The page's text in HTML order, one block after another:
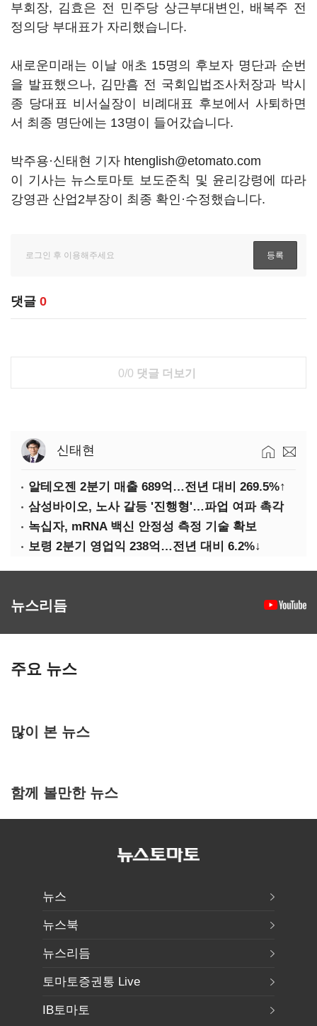
부회장, 김효은 전 민주당 상근부대변인, 배복주 전
정의당 부대표가 자리했습니다.
새로운미래는 이날 애초 15명의 후보자 명단과 순번
을 발표했으나, 김만흠 전 국회입법조사처장과 박시
종 당대표 비서실장이 비례대표 후보에서 사퇴하면
서 최종 명단에는 13명이 들어갔습니다.
박주용·신태현 기자 htenglish@etomato.com
이 기사는 뉴스토마토 보도준칙 및 윤리강령에 따라
강영관 산업2부장이 최종 확인·수정했습니다.
댓글 0
0/0 댓글 더보기
신태현
알테오젠 2분기 매출 689억…전년 대비 269.5%↑
삼성바이오, 노사 갈등 '진행형'…파업 여파 촉각
녹십자, mRNA 백신 안정성 측정 기술 확보
보령 2분기 영업익 238억…전년 대비 6.2%↓
뉴스리듬
주요 뉴스
많이 본 뉴스
함께 볼만한 뉴스
뉴스
뉴스북
뉴스리듬
토마토증권통 Live
IB토마토